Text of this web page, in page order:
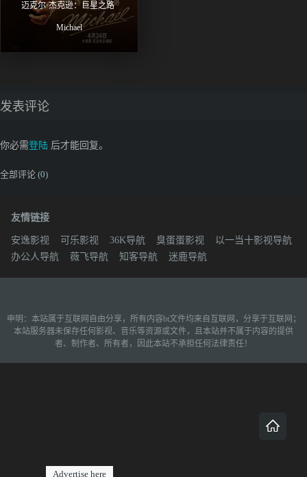
迈克尔·杰克逊：巨星之路
Michael
发表评论
你必需登陆 后才能回复。
全部评论 (0)
友情链接
安逸影视 可乐影视 36K导航 臭蛋蛋影视
以一当十影视导航
办公人导航
薇飞导航 知客导航 迷鹿导航
申明：本站属于互联网自由分享，所有内容bt文件均来自互联网，分享于互联网；
本站服务器未保存任何影视、音乐等资源或文件，且本站并不属于内容的提供
者、制作者、所有者，因此本站不承担任何法律责任！
Advertise here